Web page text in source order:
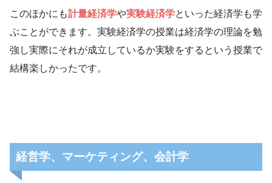
このほかにも計量経済学や実験経済学といった経済学も学
ぶことができます。実験経済学の授業は経済学の理論を勉
強し実際にそれが成立しているか実験をするという授業で
結構楽しかったです。
経営学、マーケティング、会計学